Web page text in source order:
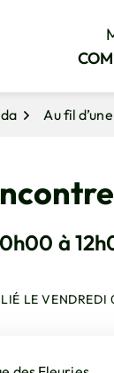
Au fil
à
LEVENDREDI